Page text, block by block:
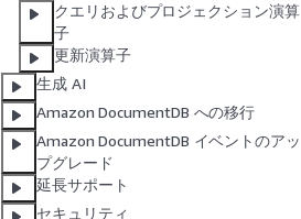
クエリおよびプロジェクション演算
子
更新演算子
生成 AI
Amazon DocumentDB への移行
Amazon DocumentDB イベントのアッ
プグレード
延長サポート
セキュリティ